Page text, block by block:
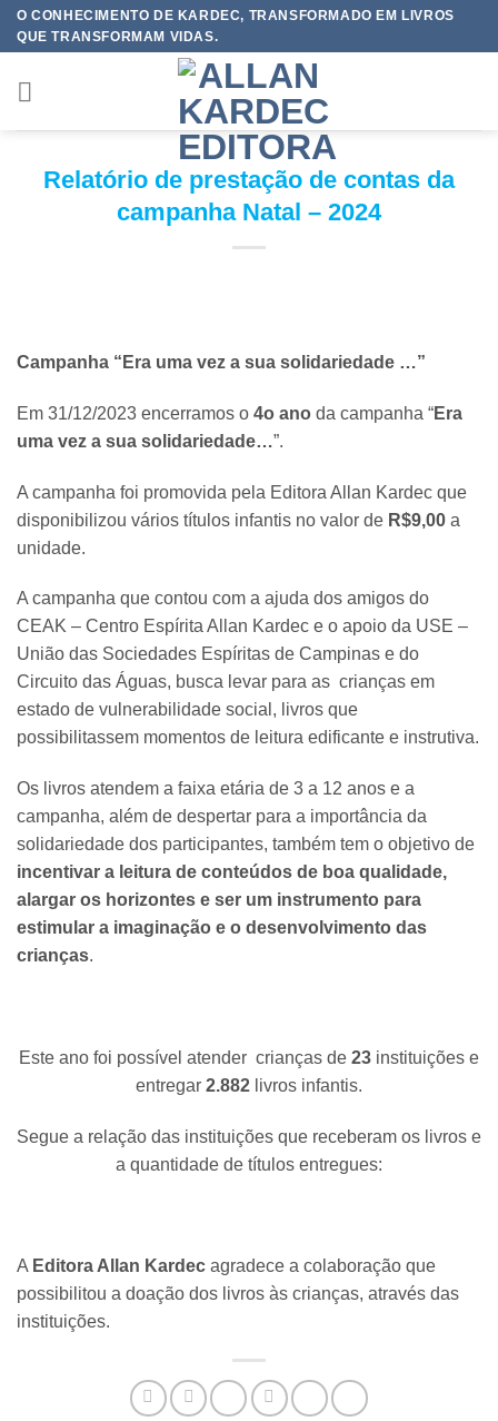
SkipO CONHECIMENTO DE KARDEC, TRANSFORMADO EM LIVROS
QUE TRANSFORMAM VIDAS.
Relatório de prestação de contas da
campanha Natal – 2024
Campanha “Era uma vez a sua solidariedade …”
Em 31/12/2023 encerramos o 4o ano da campanha “Era
uma vez a sua solidariedade…”.
A campanha foi promovida pela Editora Allan Kardec que
disponibilizou vários títulos infantis no valor de R$9,00 a
unidade.
A campanha que contou com a ajuda dos amigos do
CEAK – Centro Espírita Allan Kardec e o apoio da USE –
União das Sociedades Espíritas de Campinas e do
Circuito das Águas, busca levar para as crianças em
estado de vulnerabilidade social, livros que
possibilitassem momentos de leitura edificante e instrutiva.
Os livros atendem a faixa etária de 3 a 12 anos e a
campanha, além de despertar para a importância da
solidariedade dos participantes, também tem o objetivo de
incentivar a leitura de conteúdos de boa qualidade,
alargar os horizontes e ser um instrumento para
estimular a imaginação e o desenvolvimento das
crianças.
Este ano foi possível atender crianças de 23 instituições e
entregar 2.882 livros infantis.
Segue a relação das instituições que receberam os livros e
a quantidade de títulos entregues:
A Editora Allan Kardec agradece a colaboração que
possibilitou a doação dos livros às crianças, através das
instituições.